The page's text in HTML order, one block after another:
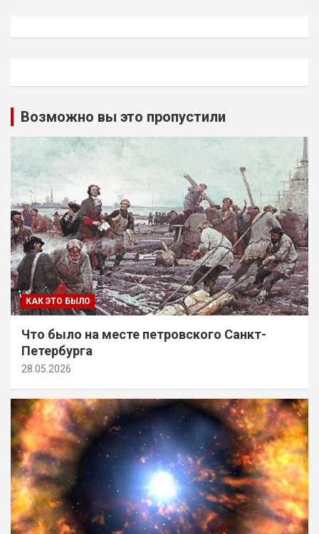
Возможно вы это пропустили
КАК ЭТО БЫЛО
Что было на месте петровского Санкт-
Петербурга
28.05.2026